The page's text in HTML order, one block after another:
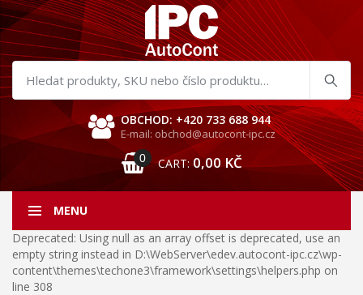
Hledat
produkty
OBCHOD: +420 733 688 944
E-mail: obchod@autocont-ipc.cz
0 CART: 0,00 KČ
MENU
Deprecated: Using null as an array offset is deprecated, use an
empty string instead in D:\WebServer\edev.autocont-ipc.cz\wp-
content\themes\techone3\framework\settings\helpers.php on
line 308